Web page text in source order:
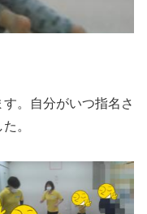
。自分がいつ指名さ
。